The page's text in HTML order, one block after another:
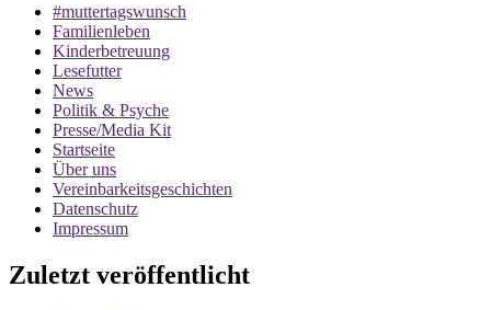
#muttertagswunsch
Familienleben
Kinderbetreuung
Lesefutter
News
Politik & Psyche
Presse/Media Kit
Startseite
Über uns
Vereinbarkeitsgeschichten
Datenschutz
Impressum
Zuletzt veröffentlicht